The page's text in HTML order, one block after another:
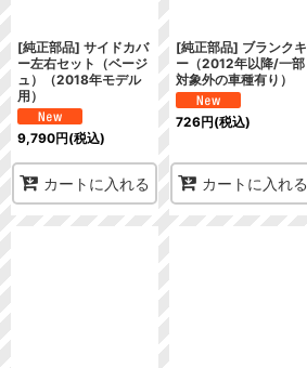
[純正部品] サイドカバ
ー左右セット（ベージ
ュ）（2018年モデル
用）
9,790円(税込)
カートに入れる
[純正部品] ブランクキ
ー（2012年以降/一部
対象外の車種有り）
726円(税込)
カートに入れる